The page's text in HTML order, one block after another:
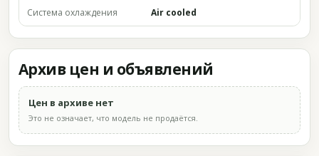
Система охлаждения Air cooled
Архив цен и объявлений
Цен в архиве нет
Это не означает, что модель не продаётся.